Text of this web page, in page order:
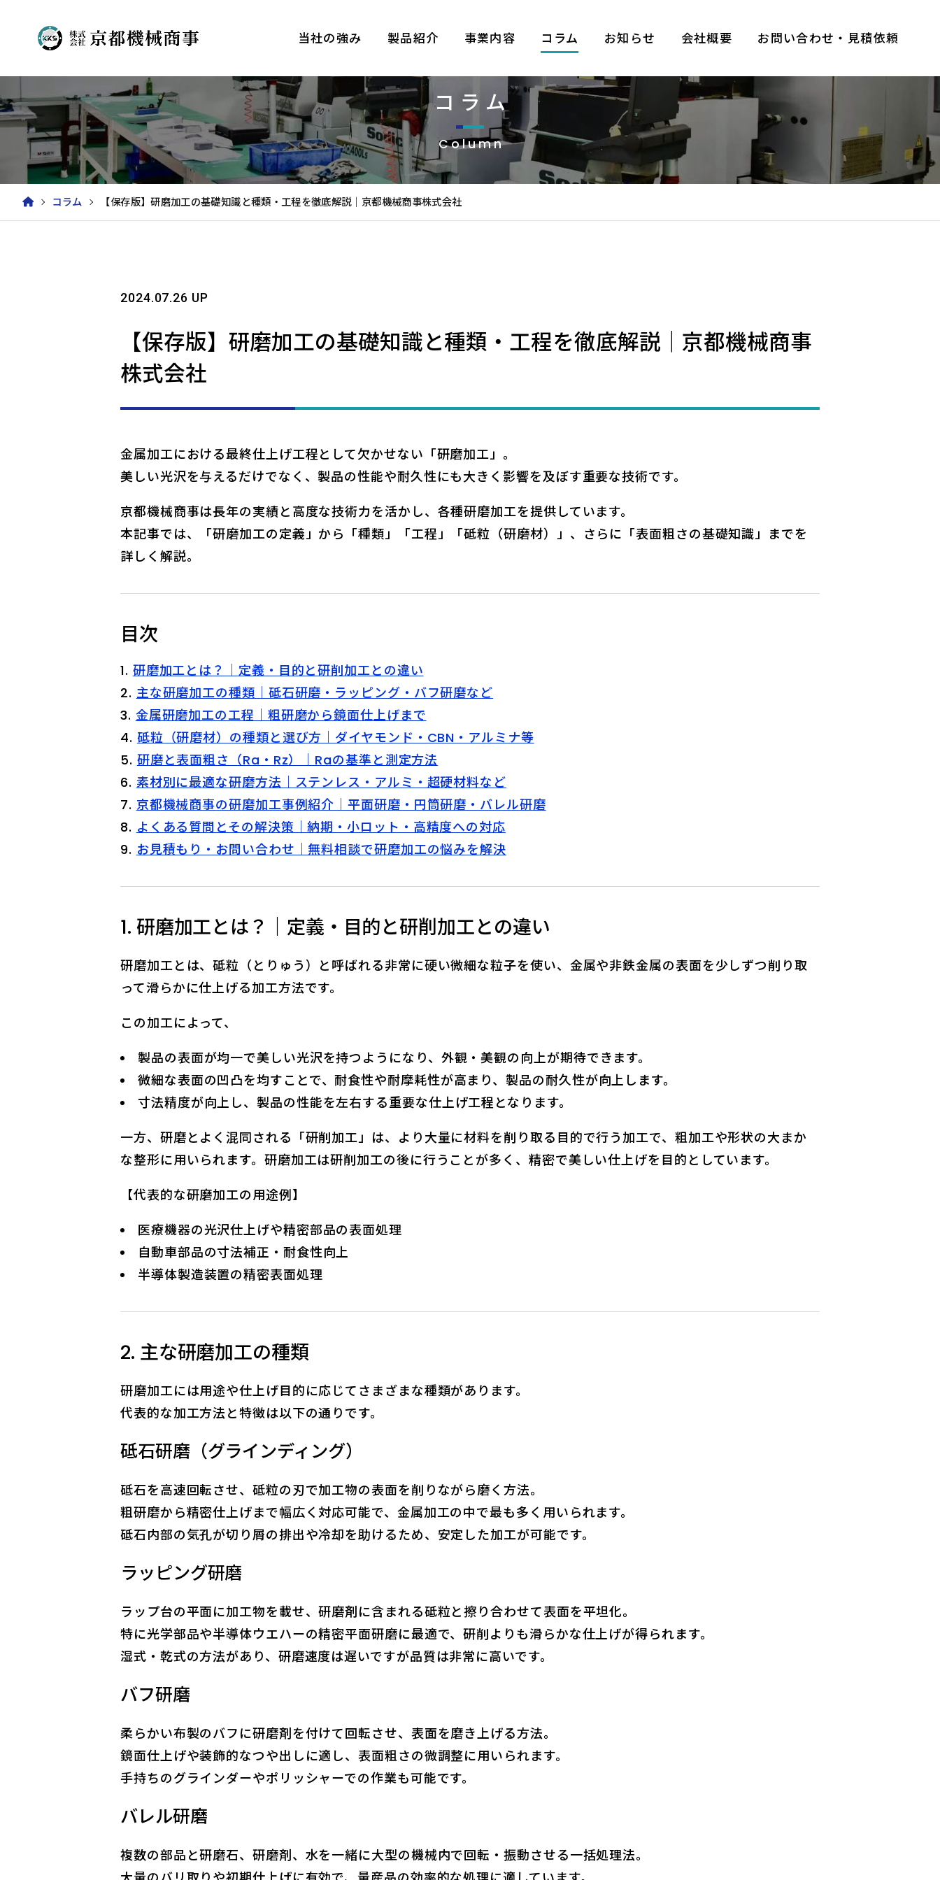
当社の強み 製品紹介 事業内容 コラム お知らせ 会社概要 お問い合わせ・見積依頼
コラム
Column
コラム 【保存版】研磨加工の基礎知識と種類・工程を徹底解説｜京都機械商事株式会社
2024.07.26 UP
【保存版】研磨加工の基礎知識と種類・工程を徹底解説｜京都機械商事
株式会社
金属加工における最終仕上げ工程として欠かせない「研磨加工」。
美しい光沢を与えるだけでなく、製品の性能や耐久性にも大きく影響を及ぼす重要な技術です。
京都機械商事は長年の実績と高度な技術力を活かし、各種研磨加工を提供しています。
本記事では、「研磨加工の定義」から「種類」「工程」「砥粒（研磨材）」、さらに「表面粗さの基礎知識」までを
詳しく解説。
目次
研磨加工とは？｜定義・目的と研削加工との違い
主な研磨加工の種類｜砥石研磨・ラッピング・バフ研磨など
金属研磨加工の工程｜粗研磨から鏡面仕上げまで
砥粒（研磨材）の種類と選び方｜ダイヤモンド・CBN・アルミナ等
研磨と表面粗さ（Ra・Rz）｜Raの基準と測定方法
素材別に最適な研磨方法｜ステンレス・アルミ・超硬材料など
京都機械商事の研磨加工事例紹介｜平面研磨・円筒研磨・バレル研磨
よくある質問とその解決策｜納期・小ロット・高精度への対応
お見積もり・お問い合わせ｜無料相談で研磨加工の悩みを解決
1. 研磨加工とは？｜定義・目的と研削加工との違い
研磨加工とは、砥粒（とりゅう）と呼ばれる非常に硬い微細な粒子を使い、金属や非鉄金属の表面を少しずつ削り取
って滑らかに仕上げる加工方法です。
この加工によって、
製品の表面が均一で美しい光沢を持つようになり、外観・美観の向上が期待できます。
微細な表面の凹凸を均すことで、耐食性や耐摩耗性が高まり、製品の耐久性が向上します。
寸法精度が向上し、製品の性能を左右する重要な仕上げ工程となります。
一方、研磨とよく混同される「研削加工」は、より大量に材料を削り取る目的で行う加工で、粗加工や形状の大まか
な整形に用いられます。研磨加工は研削加工の後に行うことが多く、精密で美しい仕上げを目的としています。
【代表的な研磨加工の用途例】
医療機器の光沢仕上げや精密部品の表面処理
自動車部品の寸法補正・耐食性向上
半導体製造装置の精密表面処理
2. 主な研磨加工の種類
研磨加工には用途や仕上げ目的に応じてさまざまな種類があります。
代表的な加工方法と特徴は以下の通りです。
砥石研磨（グラインディング）
砥石を高速回転させ、砥粒の刃で加工物の表面を削りながら磨く方法。
粗研磨から精密仕上げまで幅広く対応可能で、金属加工の中で最も多く用いられます。
砥石内部の気孔が切り屑の排出や冷却を助けるため、安定した加工が可能です。
ラッピング研磨
ラップ台の平面に加工物を載せ、研磨剤に含まれる砥粒と擦り合わせて表面を平坦化。
特に光学部品や半導体ウエハーの精密平面研磨に最適で、研削よりも滑らかな仕上げが得られます。
湿式・乾式の方法があり、研磨速度は遅いですが品質は非常に高いです。
バフ研磨
柔らかい布製のバフに研磨剤を付けて回転させ、表面を磨き上げる方法。
鏡面仕上げや装飾的なつや出しに適し、表面粗さの微調整に用いられます。
手持ちのグラインダーやポリッシャーでの作業も可能です。
バレル研磨
複数の部品と研磨石、研磨剤、水を一緒に大型の機械内で回転・振動させる一括処理法。